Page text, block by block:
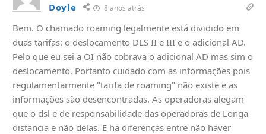
Doyle 8 anos atrás
Bem. O chamado roaming legalmente está dividido em
duas tarifas: o deslocamento DLS II e III e o adicional AD.
Pelo que eu sei a OI não cobrava o adicional AD mas sim o
deslocamento. Portanto cuidado com as informações pois
regulamentarmente "tarifa de roaming" não existe e as
informações são desencontradas. As operadoras alegam
que o dsl e de responsabilidade das operadoras de Longa
distancia e não delas. E ha diferenças entre não haver